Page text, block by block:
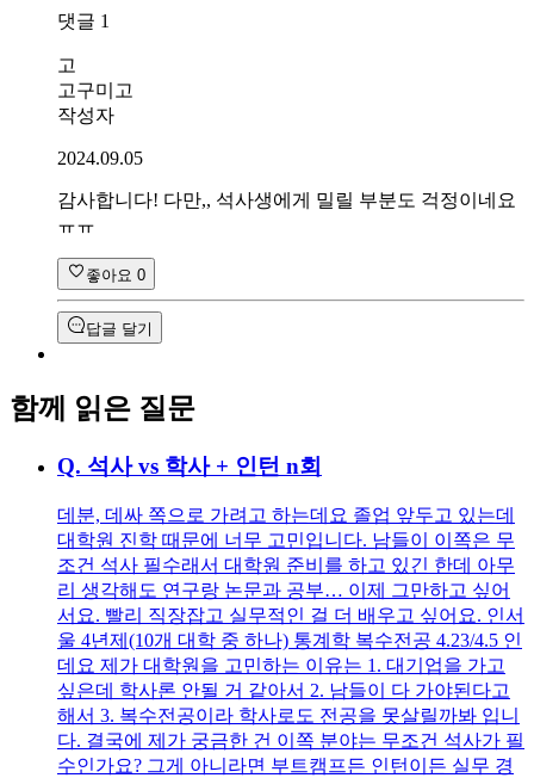
댓글 1
고
고구미고
작성자
2024.09.05
감사합니다! 다만,, 석사생에게 밀릴 부분도 걱정이네요
ㅠㅠ
좋아요 0
답글 달기
함께 읽은 질문
Q. 석사 vs 학사 + 인턴 n회
데분, 데싸 쪽으로 가려고 하는데요 졸업 앞두고 있는데
대학원 진학 때문에 너무 고민입니다. 남들이 이쪽은 무
조건 석사 필수래서 대학원 준비를 하고 있긴 한데 아무
리 생각해도 연구랑 논문과 공부… 이제 그만하고 싶어
서요. 빨리 직장잡고 실무적인 걸 더 배우고 싶어요. 인서
울 4년제(10개 대학 중 하나) 통계학 복수전공 4.23/4.5 인
데요 제가 대학원을 고민하는 이유는 1. 대기업을 가고
싶은데 학사론 안될 거 같아서 2. 남들이 다 가야된다고
해서 3. 복수전공이라 학사로도 전공을 못살릴까봐 입니
다. 결국에 제가 궁금한 건 이쪽 분야는 무조건 석사가 필
수인가요? 그게 아니라면 부트캠프든 인턴이든 실무 경